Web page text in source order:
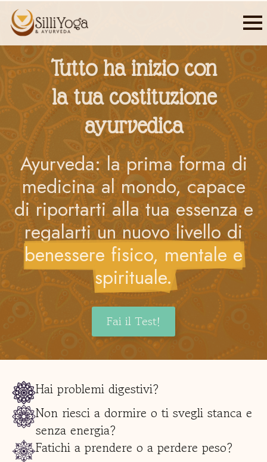
Tutto ha inizio con
la tua costituzione
ayurvedica
Ayurveda: la prima forma di
medicina al mondo, capace
di riportarti alla tua essenza e
regalarti un nuovo livello di
benessere fisico, mentale e
spirituale.
Fai il Test!
Hai problemi digestivi?
Non riesci a dormire o ti svegli stanca e
senza energia?
Fatichi a prendere o a perdere peso?